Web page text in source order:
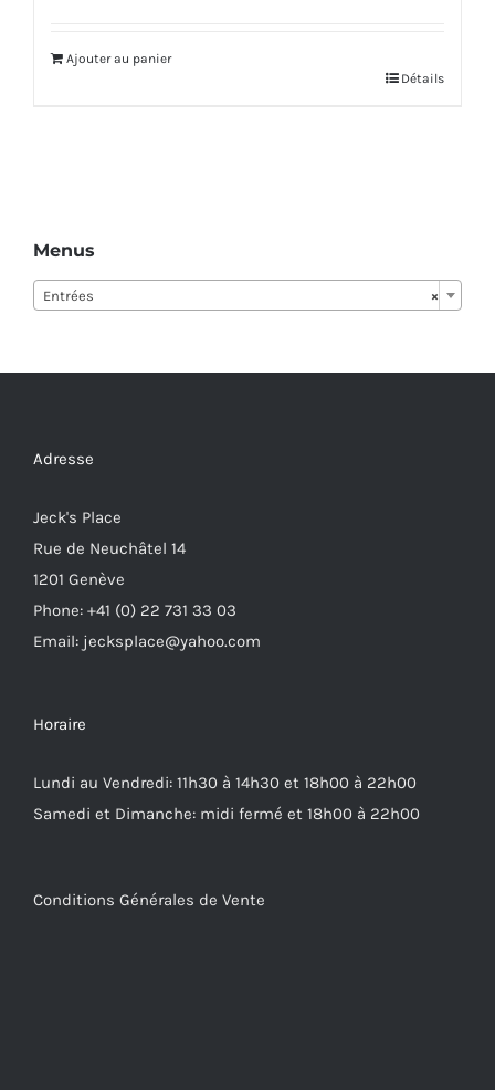
Ajouter au panier
Détails
Menus
×
Entrées
Adresse
Jeck's Place
Rue de Neuchâtel 14
1201 Genève
Phone: +41 (0) 22 731 33 03
Email: jecksplace@yahoo.com
Horaire
Lundi au Vendredi: 11h30 à 14h30 et 18h00 à 22h00
Samedi et Dimanche: midi fermé et 18h00 à 22h00
Conditions Générales de Vente